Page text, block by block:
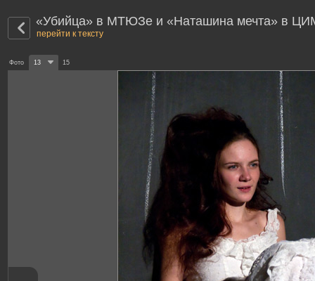
«Убийца» в МТЮЗе и «Наташина мечта» в
перейти к тексту
Фото 13 15